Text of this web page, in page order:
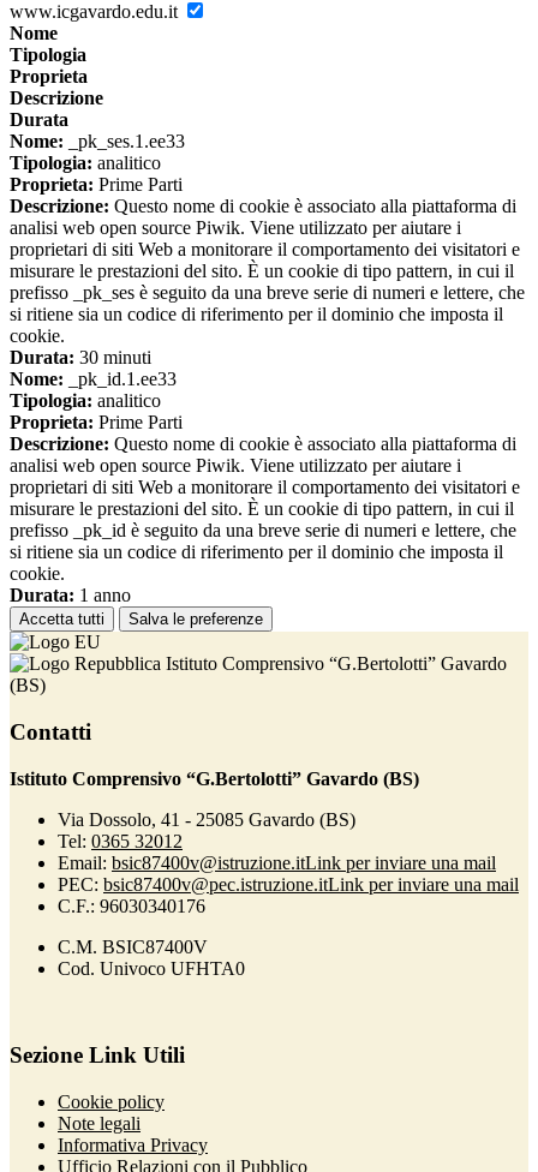
www.icgavardo.edu.it
Nome
Tipologia
Proprieta
Descrizione
Durata
Nome: _pk_ses.1.ee33
Tipologia: analitico
Proprieta: Prime Parti
Descrizione: Questo nome di cookie è associato alla piattaforma di
analisi web open source Piwik. Viene utilizzato per aiutare i
proprietari di siti Web a monitorare il comportamento dei visitatori e
misurare le prestazioni del sito. È un cookie di tipo pattern, in cui il
prefisso _pk_ses è seguito da una breve serie di numeri e lettere, che
si ritiene sia un codice di riferimento per il dominio che imposta il
cookie.
Durata: 30 minuti
Nome: _pk_id.1.ee33
Tipologia: analitico
Proprieta: Prime Parti
Descrizione: Questo nome di cookie è associato alla piattaforma di
analisi web open source Piwik. Viene utilizzato per aiutare i
proprietari di siti Web a monitorare il comportamento dei visitatori e
misurare le prestazioni del sito. È un cookie di tipo pattern, in cui il
prefisso _pk_id è seguito da una breve serie di numeri e lettere, che
si ritiene sia un codice di riferimento per il dominio che imposta il
cookie.
Durata: 1 anno
Accetta tutti Salva le preferenze
Istituto Comprensivo “G.Bertolotti” Gavardo
(BS)
Contatti
Istituto Comprensivo “G.Bertolotti” Gavardo (BS)
Via Dossolo, 41 - 25085 Gavardo (BS)
Tel: 0365 32012
Email: bsic87400v@istruzione.itLink per inviare una mail
PEC: bsic87400v@pec.istruzione.itLink per inviare una mail
C.F.: 96030340176
C.M. BSIC87400V
Cod. Univoco UFHTA0
Sezione Link Utili
Cookie policy
Note legali
Informativa Privacy
Ufficio Relazioni con il Pubblico